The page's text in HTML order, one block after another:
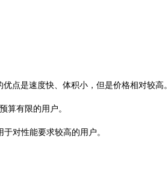
点是速度快、体积小，但是价格相对较高。
算有限的用户。
对性能要求较高的用户。